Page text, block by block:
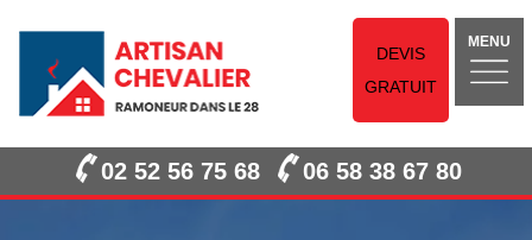
DEVIS
GRATUIT
MENU
02 52 56 75 68 06 58 38 67 80